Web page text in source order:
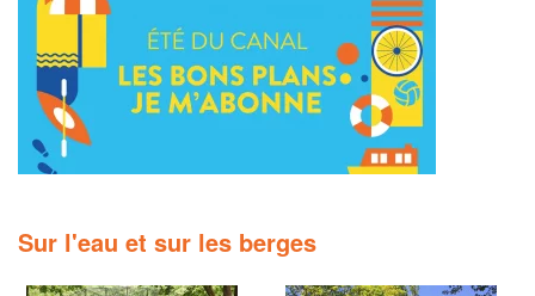
Sur l'eau et sur les berges